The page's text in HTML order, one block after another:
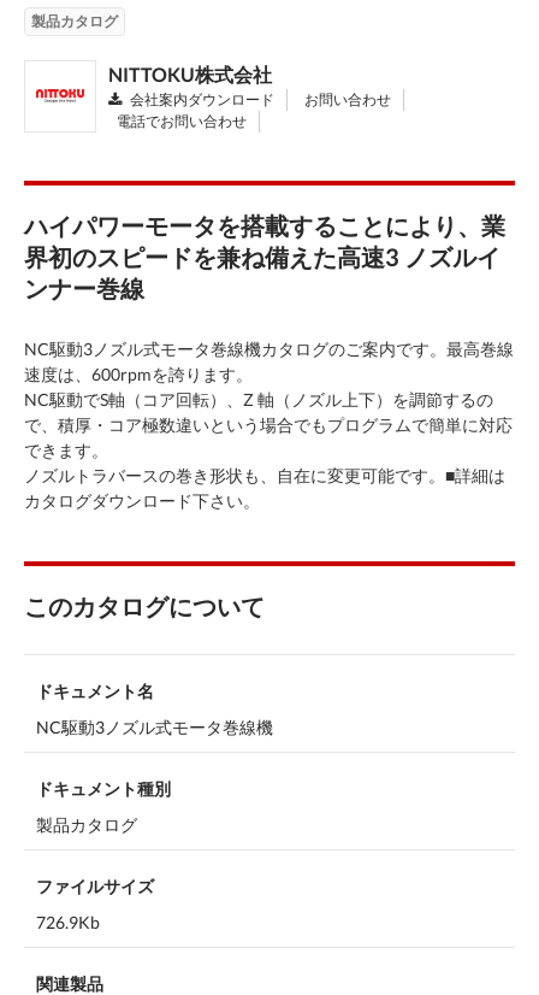
製品カタログ
NITTOKU株式会社
会社案内ダウンロード
お問い合わせ
電話でお問い合わせ
ハイパワーモータを搭載することにより、業
界初のスピードを兼ね備えた高速3 ノズルイ
ンナー巻線
NC駆動3ノズル式モータ巻線機カタログのご案内です。最高巻線
速度は、600rpmを誇ります。
NC駆動でS軸（コア回転）、Z 軸（ノズル上下）を調節するの
で、積厚・コア極数違いという場合でもプログラムで簡単に対応
できます。
ノズルトラバースの巻き形状も、自在に変更可能です。■詳細は
カタログダウンロード下さい。
このカタログについて
ドキュメント名
NC駆動3ノズル式モータ巻線機
ドキュメント種別
製品カタログ
ファイルサイズ
726.9Kb
関連製品